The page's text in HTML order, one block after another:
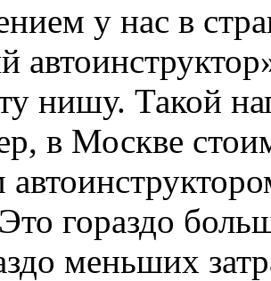
у нас в
нишу. Такой
в Москве
гораздо
меньших